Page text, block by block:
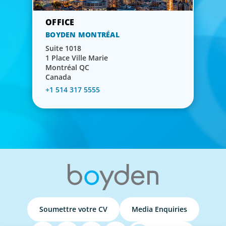
BOYDEN MONTRÉAL
Suite 1018
1 Place Ville Marie
Montréal QC
Canada
+1 514 317 5555
Soumettre votre CV Media Enquiries